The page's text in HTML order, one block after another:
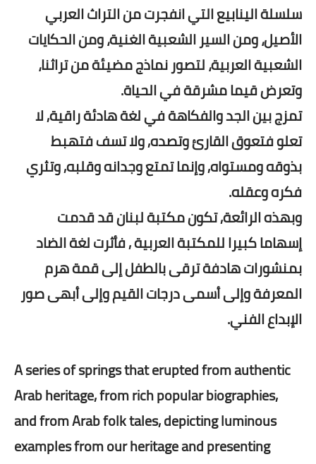
سلسلة الينابيع التي انفجرت من التراث العربي
الأصيل، ومن السير الشعبية الغنية، ومن الحكايات
الشعبية العربية، لتصور نماذج مضيئة من تراثنا،
وتعرض قيما مشرقة في الحياة.
تمزج بين الجد والفكاهة في لغة هادئة راقية, لا
تعلو فتعوق القارئ وتصده, ولا تسف فتهبط
بذوقه ومستواه, وإنما تمتع وجدانه وقلبه, وتثري
فكره وعقله.
وبهذه الرائعة, تكون مكتبة لبنان قد قدمت
إسهاما كبيرا للمكتبة العربية , فأثرت لغة الضاد
بمنشورات هادفة ترقى بالطفل إلى قمة هرم
المعرفة وإلى أسمى درجات القيم وإلى أبهى صور
الإبداع الفني.
A series of springs that erupted from authentic
Arab heritage, from rich popular biographies,
and from Arab folk tales, depicting luminous
examples from our heritage and presenting